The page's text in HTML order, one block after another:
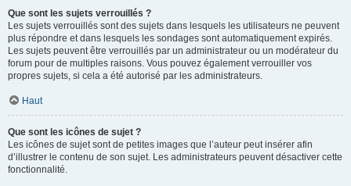
Que sont les sujets verrouillés ?
Les sujets verrouillés sont des sujets dans lesquels les utilisateurs ne peuvent
plus répondre et dans lesquels les sondages sont automatiquement expirés.
Les sujets peuvent être verrouillés par un administrateur ou un modérateur du
forum pour de multiples raisons. Vous pouvez également verrouiller vos
propres sujets, si cela a été autorisé par les administrateurs.
Haut
Que sont les icônes de sujet ?
Les icônes de sujet sont de petites images que l’auteur peut insérer afin
d’illustrer le contenu de son sujet. Les administrateurs peuvent désactiver cette
fonctionnalité.